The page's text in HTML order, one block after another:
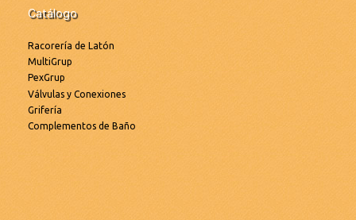
Catálogo
Racorería de Latón
MultiGrup
PexGrup
Válvulas y Conexiones
Grifería
Complementos de Baño